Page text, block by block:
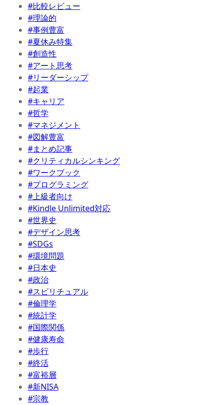
#比較レビュー
#理論的
#事例豊富
#夏休み特集
#創造性
#アート思考
#リーダーシップ
#起業
#キャリア
#哲学
#マネジメント
#図解豊富
#まとめ記事
#クリティカルシンキング
#ワークブック
#プログラミング
#上級者向け
#Kindle Unlimited対応
#世界史
#デザイン思考
#SDGs
#環境問題
#日本史
#政治
#スピリチュアル
#倫理学
#統計学
#国際関係
#健康寿命
#歩行
#終活
#富裕層
#新NISA
#宗教